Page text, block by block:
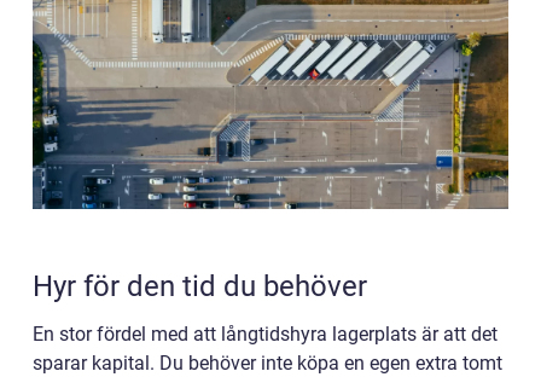
Hyr för den tid du behöver
En stor fördel med att långtidshyra lagerplats är att det
sparar kapital. Du behöver inte köpa en egen extra tomt